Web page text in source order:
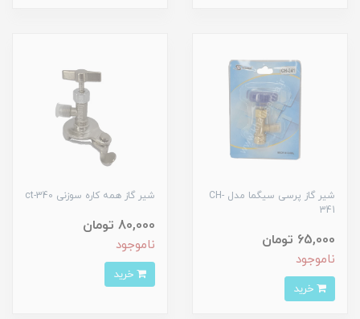
شیر گاز پرسی سیگما مدل CH-
341
65,000 تومان
ناموجود
شیر گاز همه کاره سوزنی ct-340
80,000 تومان
ناموجود